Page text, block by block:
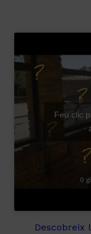
Feu clic
Descobreix